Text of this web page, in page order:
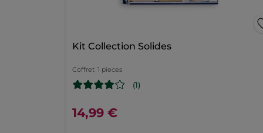
Kit Collection Solides
Coffret 1 pieces
(1)
14,99 €